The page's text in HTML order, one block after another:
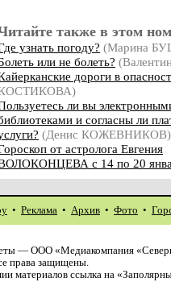
также в этом
узнать погоду? (Марина
или не болеть?
дороги в
ли вы
и согласны ли
(Денис КОЖЕВНИКОВ)
от астролога Евгения
с 14 по 20
• Реклама • Архив • Фото •
— ООО «Медиакомпания
права защищены.
материалов ссылка на